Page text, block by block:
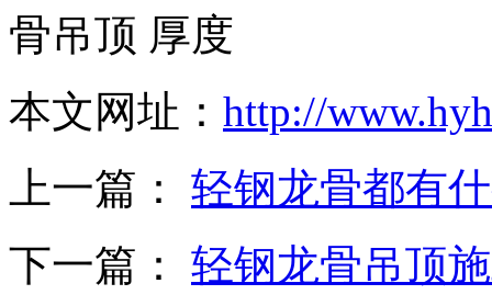
骨吊顶 厚度
本文网址： http://
上一篇： 轻钢龙骨都有
下一篇： 轻钢龙骨吊顶